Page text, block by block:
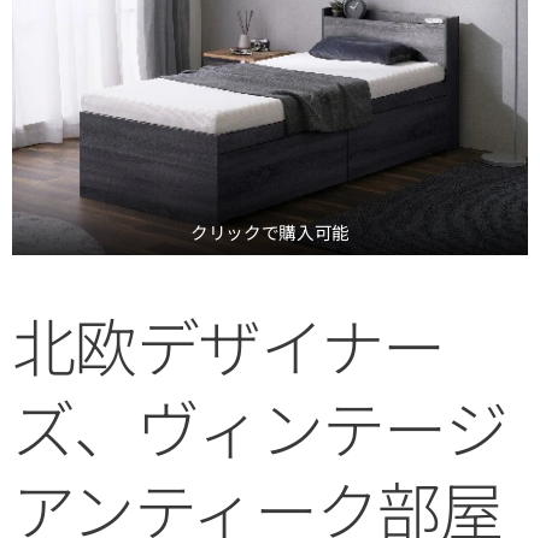
クリックで購入可能
北欧デザイナー
ズ、ヴィンテージ
アンティーク部屋